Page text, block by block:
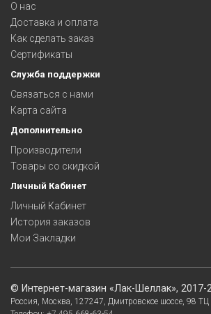
О нас
Доставка и оплата
Как сделать заказ
Сертификаты
Служба поддержки
Связаться с нами
Карта сайта
Дополнительно
Производители
Товары со скидкой
Личный Кабинет
Личный Кабинет
История заказов
Мои Закладки
© Интернет-магазин «Лак-Шеллак», 2017-
Россия, Москва, 127247, Дмитровское шоссе, 98 ТЦ